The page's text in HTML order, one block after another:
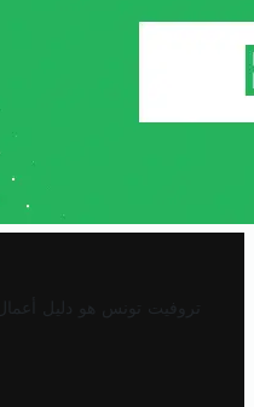
تروفيت تونس هو دليل